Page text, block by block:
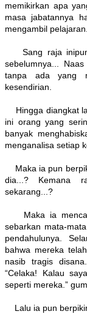
memikirkan apa
masa jabatannya
mengambil pelajaran.
Sang raja inipun
sebelumnya...
tanpa ada yang
kesendirian.
Hingga diangkat
ini orang yang
banyak
menganalisa setiap
Maka ia pun
dia...? Kemana
sekarang...?
Maka ia
sebarkan mata-
pendahulunya.
bahwa mereka
nasib tragis
“Celaka! Kalau
seperti mereka.”
Lalu ia pun